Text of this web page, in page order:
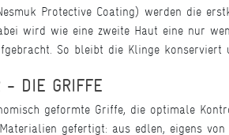
Protective Coating) werden die
wird wie eine zweite Haut eine nur
So bleibt die Klinge konserviert
- DIE GRIFFE
geformte Griffe, die optimale
gefertigt: aus edlen, eigens